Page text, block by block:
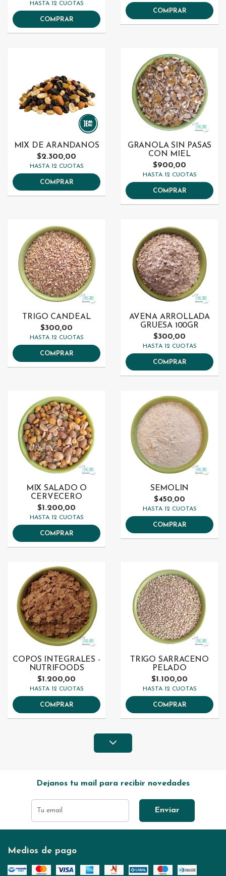
HASTA 12 CUOTAS
COMPRAR
COMPRAR
MIX DE ARANDANOS
$2.300,00
HASTA 12 CUOTAS
COMPRAR
GRANOLA SIN PASAS
CON MIEL
$900,00
HASTA 12 CUOTAS
COMPRAR
TRIGO CANDEAL
$300,00
HASTA 12 CUOTAS
COMPRAR
AVENA ARROLLADA
GRUESA 100GR
$300,00
HASTA 12 CUOTAS
COMPRAR
MIX SALADO O
CERVECERO
$1.200,00
HASTA 12 CUOTAS
COMPRAR
SEMOLIN
$450,00
HASTA 12 CUOTAS
COMPRAR
COPOS INTEGRALES -
NUTRIFOODS
$1.200,00
HASTA 12 CUOTAS
COMPRAR
TRIGO SARRACENO
PELADO
$1.100,00
HASTA 12 CUOTAS
COMPRAR
Dejanos tu mail para recibir novedades
Enviar
Medios de pago